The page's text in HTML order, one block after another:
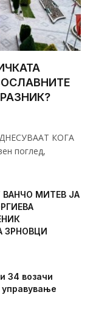
КОГА
поглед,
МИТЕВ ЈА
ЗРНОВЦИ
34 возачи